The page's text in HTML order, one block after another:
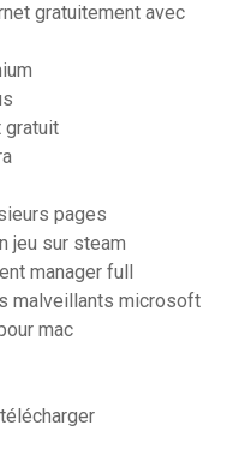
gratuitement avec
gratuit
pages
jeu sur steam
manager full
malveillants microsoft
mac